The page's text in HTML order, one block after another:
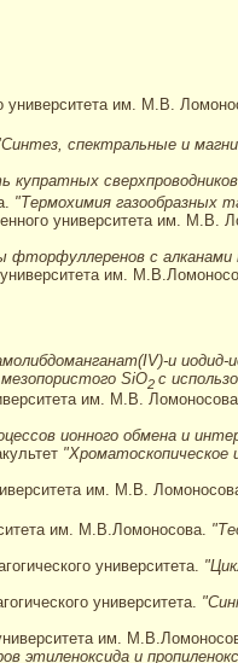
университета им. М.В.
спектральные и
купратных
"Термохимия газообразных
университета им. М.В.
с алканами
им.
и иодид-
SiO2 с
им. М.В.
ионного обмена и
"Хроматоскопическое
им. М.В.
им. М.В.Ломоносова.
университета.
университета.
им.
этиленоксида и